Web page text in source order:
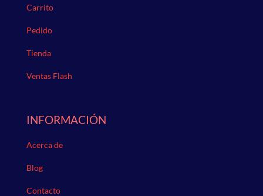
Carrito
Pedido
Tienda
Ventas Flash
INFORMACIÓN
Acerca de
Blog
Contacto